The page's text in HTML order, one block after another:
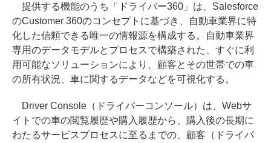
提供する機能のうち「ドライバー360」は、Salesforce
のCustomer 360のコンセプトに基づき、自動車業界に特
化した信頼できる唯一の情報源を構成する。自動車業界
専用のデータモデルとプロセスで構築された、すぐに利
用可能なソリューションにより、顧客とその世帯での車
の所有状況、車に関するデータなどを可視化する。
Driver Console（ドライバーコンソール）は、Webサ
イトでの車の閲覧履歴や購入履歴から、購入後の長期に
わたるサービスプロセスに至るまでの、顧客（ドライバ